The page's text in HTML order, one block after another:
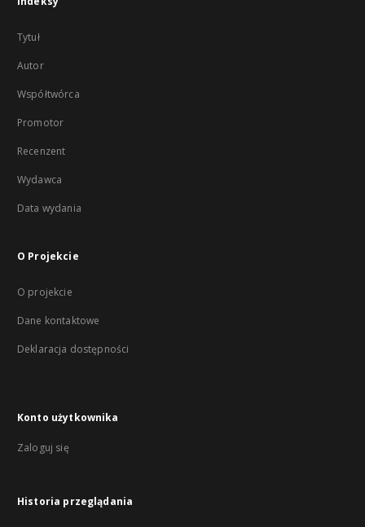
Tytuł
Autor
Współtwórca
Promotor
Recenzent
Wydawca
Data wydania
O Projekcie
O projekcie
Dane kontaktowe
Deklaracja dostępności
Konto użytkownika
Zaloguj się
Historia przeglądania